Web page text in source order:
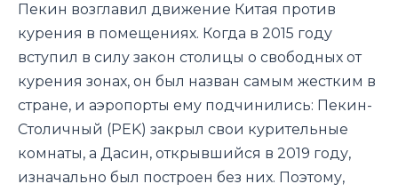
Пекин возглавил движение Китая против
курения в помещениях. Когда в 2015 году
вступил в силу закон столицы о свободных от
курения зонах, он был назван самым жестким в
стране, и аэропорты ему подчинились: Пекин-
Столичный (PEK) закрыл свои курительные
комнаты, а Дасин, открывшийся в 2019 году,
изначально был построен без них. Поэтому,